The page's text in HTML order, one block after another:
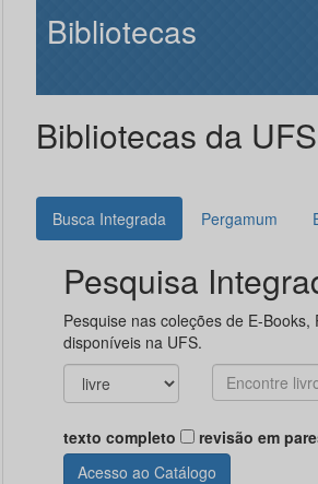
Bibliotecas
Bibliotecas da UFS
Busca Integrada Pergamum
Pesquisa
Pesquise nas coleções de E-
disponíveis na UFS.
texto completo
revisão em
Acesso ao Catálogo